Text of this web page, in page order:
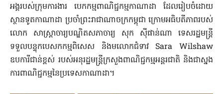
អង្គរបស់ក្រុមការងារ បេកកម្មពាណិជ្ជកម្មកាណាដា ដែលរៀបចំដោយ
ស្ថានទូតកាណាដា ប្រចាំព្រះរាជាណាចក្រកម្ពុជា ក្រោមអធិបតីភាពរបស់
លោក សាស្ត្រាចារ្យបណ្ឌិតសភាចារ្យ សុក ស៊ីផាន់ណា ទេសរដ្ឋមន្ត្រី
ទទួលបន្ទុកបេសកកម្មពិសេស និងមលោកជំទាវ Sara Wilshaw
ឧបការីជាន់ខ្ពស់ របស់អនុរដ្ឋមន្ត្រីក្រសួងពាណិជ្ជកម្មអន្តរជាតិ និងជាស្នង
ការពាណិជ្ជកម្មនៃប្រទេសកាណាដា។